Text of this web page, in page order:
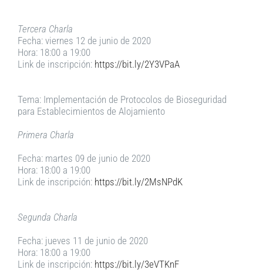
Tercera Charla
Fecha: viernes 12 de junio de 2020
Hora: 18:00 a 19:00
Link de inscripción: https://bit.ly/2Y3VPaA
Tema: Implementación de Protocolos de Bioseguridad
para Establecimientos de Alojamiento
Primera Charla
Fecha: martes 09 de junio de 2020
Hora: 18:00 a 19:00
Link de inscripción: https://bit.ly/2MsNPdK
Segunda Charla
Fecha: jueves 11 de junio de 2020
Hora: 18:00 a 19:00
Link de inscripción: https://bit.ly/3eVTKnF